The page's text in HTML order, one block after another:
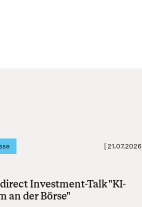
[21.07.2026
Investment-Talk "KI-
an der Börse"